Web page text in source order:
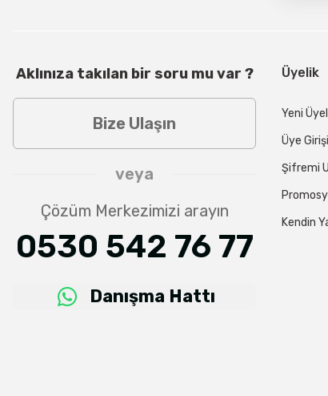
Aklınıza takılan bir soru mu var ?
Bize Ulaşın
veya
Çözüm Merkezimizi arayın
0530 542 76 77
Danışma Hattı
Üyelik
Yeni
Üye Girişi
Şifremi
Kendin